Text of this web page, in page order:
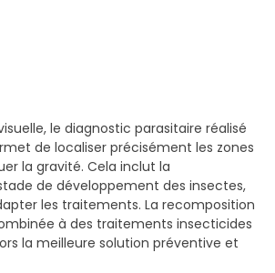
le diagnostic parasitaire réalisé
de localiser précisément les zones
la gravité. Cela inclut la
de développement des insectes,
les traitements. La recomposition
à des traitements insecticides
la meilleure solution préventive et